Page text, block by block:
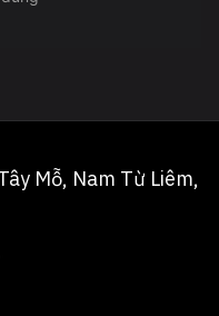
Mỗ, Nam Từ Liêm,